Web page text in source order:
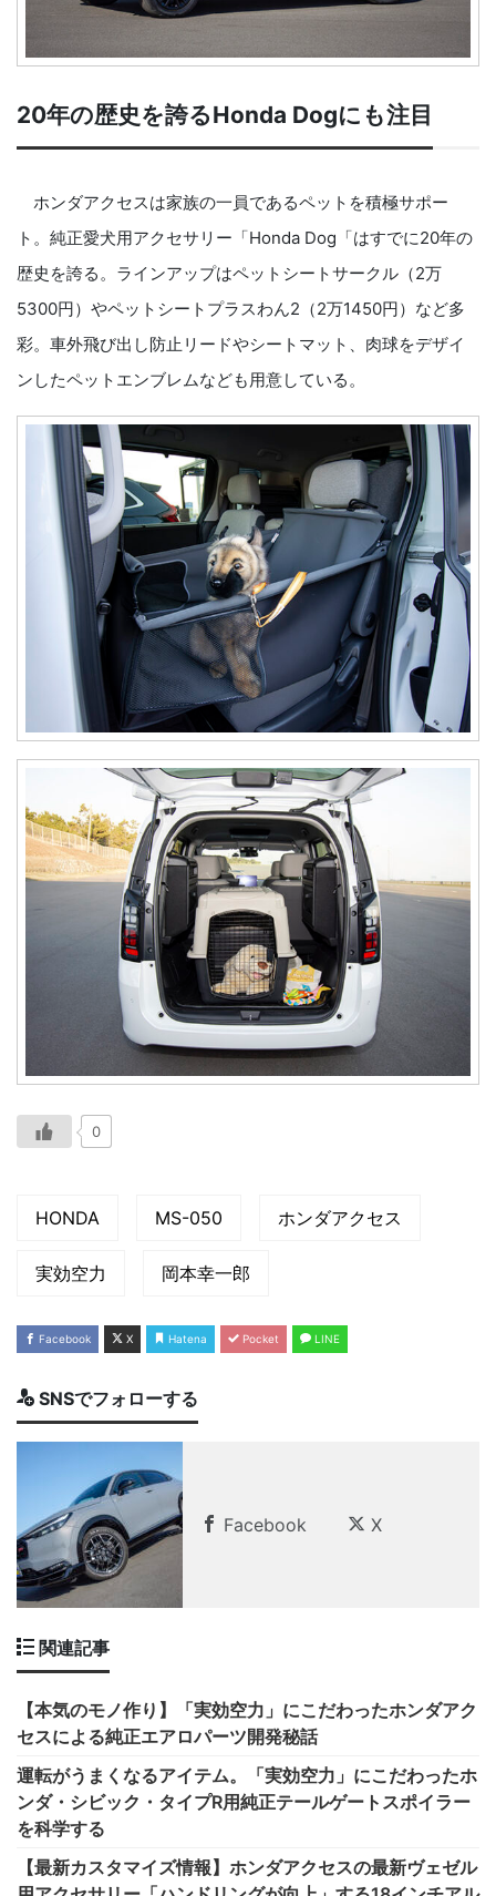
20年の歴史を誇るHonda Dogにも注目
ホンダアクセスは家族の一員であるペットを積極サポー
ト。純正愛犬用アクセサリー「Honda Dog「はすでに20年の
歴史を誇る。ラインアップはペットシートサークル（2万
5300円）やペットシートプラスわん2（2万1450円）など多
彩。車外飛び出し防止リードやシートマット、肉球をデザイ
ンしたペットエンブレムなども用意している。
0
HONDA MS-050 ホンダアクセス
実効空力 岡本幸一郎
Facebook X Hatena Pocket LINE
SNSでフォローする
Facebook X
関連記事
【本気のモノ作り】「実効空力」にこだわったホンダアク
セスによる純正エアロパーツ開発秘話
運転がうまくなるアイテム。「実効空力」にこだわったホ
ンダ・シビック・タイプR用純正テールゲートスポイラー
を科学する
【最新カスタマイズ情報】ホンダアクセスの最新ヴェゼル